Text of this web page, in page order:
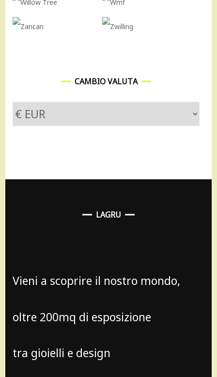
CAMBIO VALUTA
LAGRU
Vieni a scoprire il nostro mondo,
oltre 200mq di esposizione
tra gioielli e design